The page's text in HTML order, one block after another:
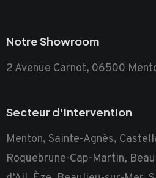
Notre Showroom
2 Avenue Carnot, 06500
Secteur d'intervention
Menton, Sainte-Agnès,
Roquebrune-Cap-Martin,